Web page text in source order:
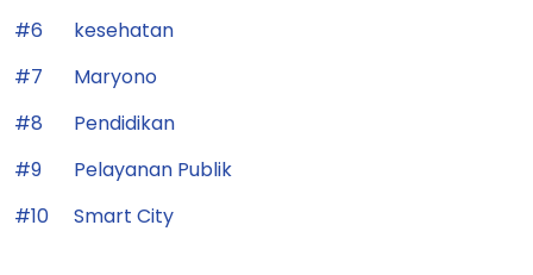
#6
kesehatan
#7
Maryono
#8
Pendidikan
#9
Pelayanan Publik
#10
Smart City